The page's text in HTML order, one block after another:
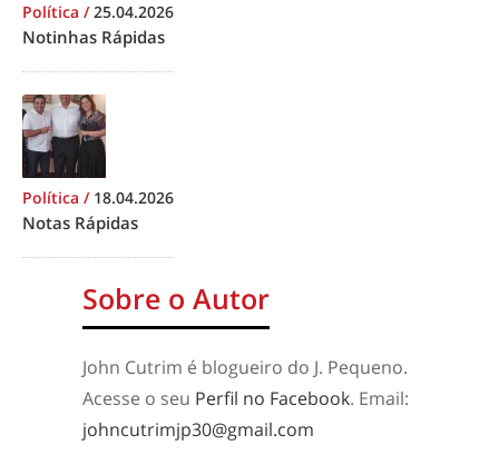
Política /25.04.2026
Notinhas Rápidas
Política / 18.04.2026
Notas Rápidas
Sobre o Autor
John Cutrim é blogueiro do J. Pequeno.
Acesse o seu Perfil no Facebook. Email:
johncutrimjp30@gmail.com